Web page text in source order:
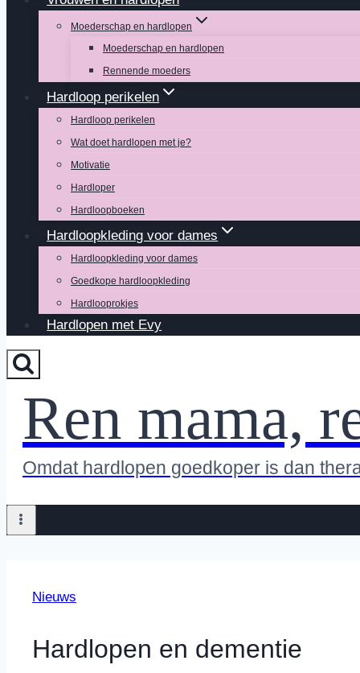
Moederschap en hardlopen
Moederschap en hardlopen
Rennende moeders
Hardloop perikelen
Hardloop perikelen
Wat doet hardlopen met je?
Motivatie
Hardloper
Hardloopboeken
Hardloopkleding voor dames
Hardloopkleding voor dames
Goedkope hardloopkleding
Hardlooprokjes
Hardlopen met Evy
Ren mama,
Omdat hardlopen goedkoper is dan
Nieuws
Hardlopen en dementie